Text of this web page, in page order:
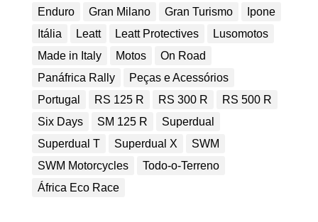
Enduro
Gran Milano Gran Turismo
Ipone
Itália
Leatt Leatt Protectives
Lusomotos
Made in Italy
Motos
On Road
Panáfrica Rally
Peças e Acessórios
Portugal
RS 125 R RS 300 R
RS 500 R
Six Days
SM 125 R
Superdual
Superdual T
Superdual X
SWM
SWM Motorcycles
Todo-o-Terreno
África Eco Race